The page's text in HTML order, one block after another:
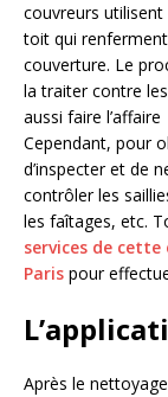
couvreurs
toit qui
couverture. Le
la traiter contre
aussi faire
Cependant, pour
d’inspecter et de
contrôler les
les faîtages, etc.
services de
Paris pour
Après le